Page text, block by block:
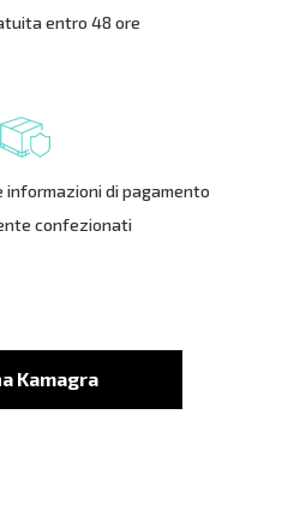
entro 48 ore
informazioni di pagamento
confezionati
Kamagra